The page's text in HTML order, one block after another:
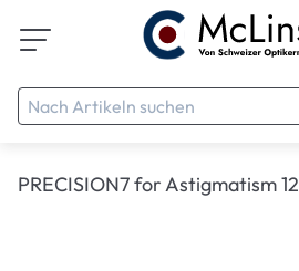
PRECISION7 for Astigmatism 12